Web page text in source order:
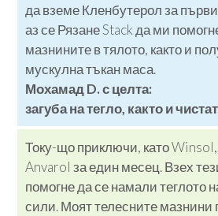
да вземе Кленбутерол за
аз се Рязане Stack да ми
мазнините в тялото, както и
мускулна тъкан маса.
Мохамад D. с целта:
загуба на тегло, както и
Току-що приключи, като
Anvarol за един месец. Взех
помогне да се намали теглото
сили. Моят телесните мазнини